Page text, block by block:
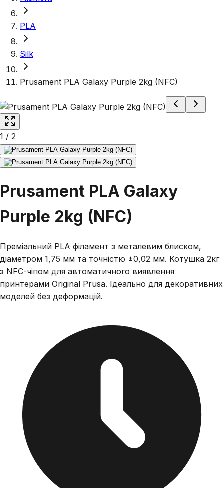
PLA
Silk
Prusament PLA Galaxy Purple 2kg (NFC)
1 / 2
Prusament PLA Galaxy
Purple 2kg (NFC)
Преміальний PLA філамент з металевим блиском,
діаметром 1,75 мм та точністю ±0,02 мм. Котушка 2кг
з NFC-чіпом для автоматичного виявлення
принтерами Original Prusa. Ідеально для декоративних
моделей без деформацій.